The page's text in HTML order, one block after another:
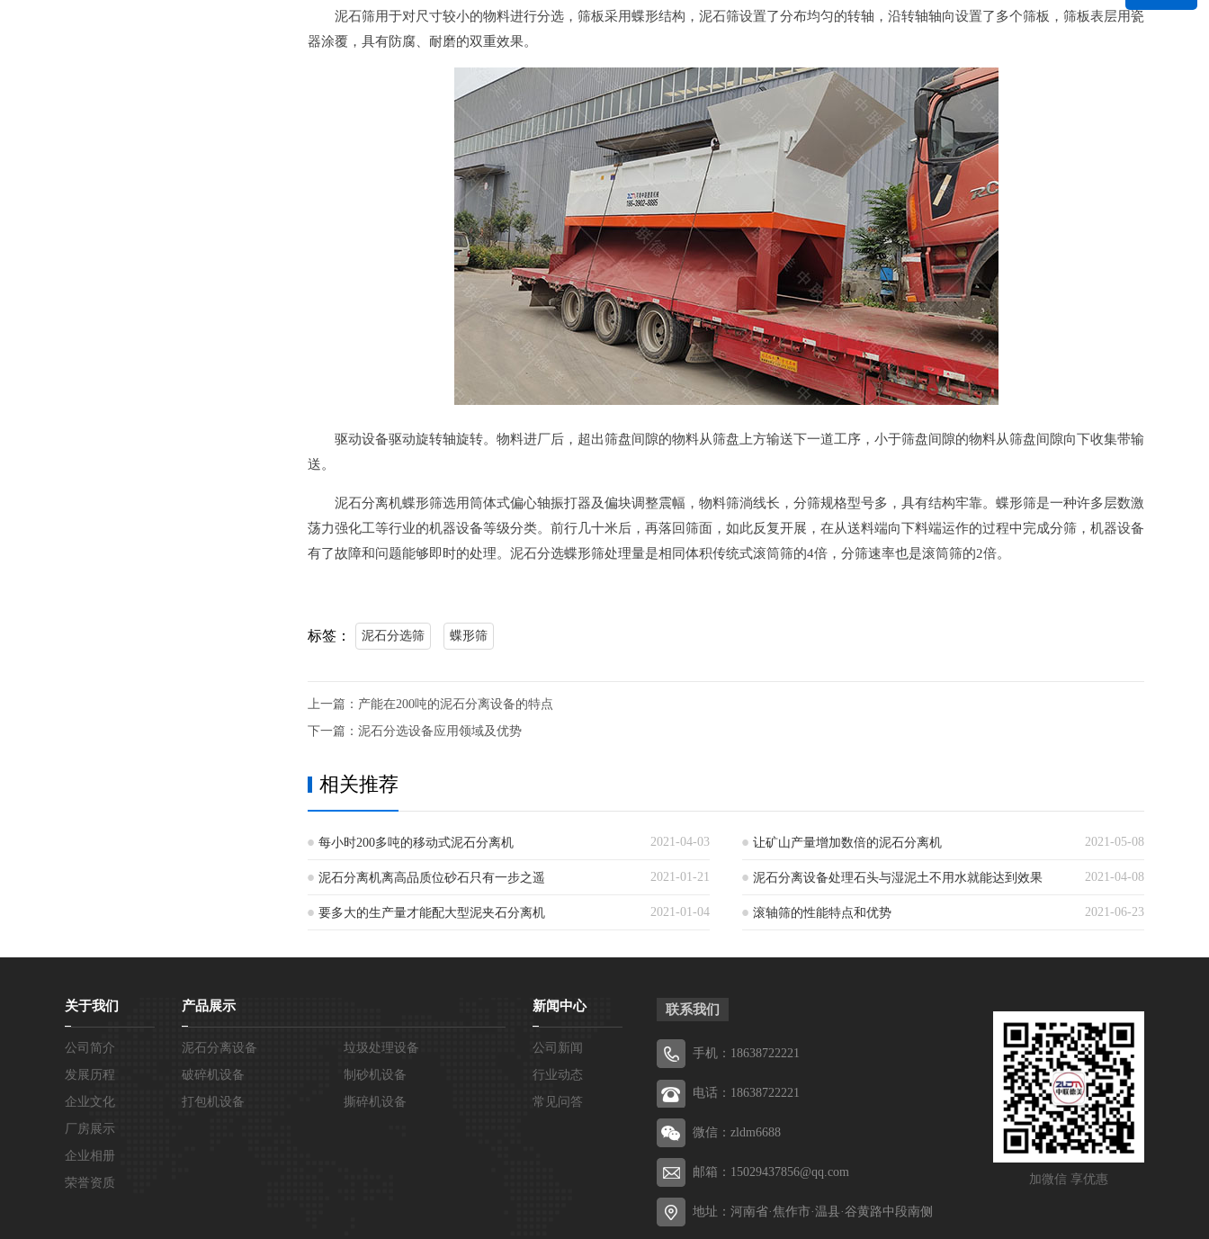
泥石筛用于对尺寸较小的物料进行分选，筛板采用蝶形结构，泥石筛设置了分布均匀的转轴，沿转轴轴向设置了多个筛板，筛板表层用瓷
器涂覆，具有防腐、耐磨的双重效果。
驱动设备驱动旋转轴旋转。物料进厂后，超出筛盘间隙的物料从筛盘上方输送下一道工序，小于筛盘间隙的物料从筛盘间隙向下收集带输
送。
泥石分离机蝶形筛选用筒体式偏心轴振打器及偏块调整震幅，物料筛淌线长，分筛规格型号多，具有结构牢靠。蝶形筛是一种许多层数激
荡力强化工等行业的机器设备等级分类。前行几十米后，再落回筛面，如此反复开展，在从送料端向下料端运作的过程中完成分筛，机器设备
有了故障和问题能够即时的处理。泥石分选蝶形筛处理量是相同体积传统式滚筒筛的4倍，分筛速率也是滚筒筛的2倍。
标签： 泥石分选筛 蝶形筛
上一篇： 产能在200吨的泥石分离设备的特点
下一篇： 泥石分选设备应用领域及优势
相关推荐
2021-04-03
每小时200多吨的移动式泥石分离机 2021-05-08
让矿山产量增加数倍的泥石分离机
2021-01-21
泥石分离机离高品质位砂石只有一步之遥 2021-04-08
泥石分离设备处理石头与湿泥土不用水就能达到效果
2021-01-04
要多大的生产量才能配大型泥夹石分离机 2021-06-23
滚轴筛的性能特点和优势
关于我们
公司简介
发展历程
企业文化
厂房展示
企业相册
荣誉资质
产品展示
泥石分离设备
垃圾处理设备
破碎机设备
制砂机设备
打包机设备
撕碎机设备
新闻中心
公司新闻
行业动态
常见问答
加微信 享优惠
联系我们
手机：18638722221
电话：18638722221
微信：zldm6688
邮箱：15029437856@qq.com
地址：河南省·焦作市·温县·谷黄路中段南侧